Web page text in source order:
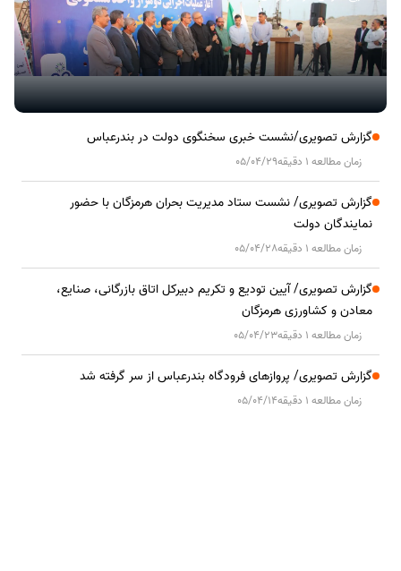
گزارش تصویری/نشست خبری سخنگوی دولت در بندرعباس
زمان مطالعه 1 دقیقه 05/04/29
گزارش تصویری/ نشست ستاد مدیریت بحران هرمزگان با حضور
نمایندگان دولت
زمان مطالعه 1 دقیقه 05/04/28
گزارش تصویری/ آیین تودیع و تکریم دبیرکل اتاق بازرگانی، صنایع،
معادن و کشاورزی هرمزگان
زمان مطالعه 1 دقیقه 05/04/23
گزارش تصویری/ پروازهای فرودگاه بندرعباس از سر گرفته شد
زمان مطالعه 1 دقیقه 05/04/14